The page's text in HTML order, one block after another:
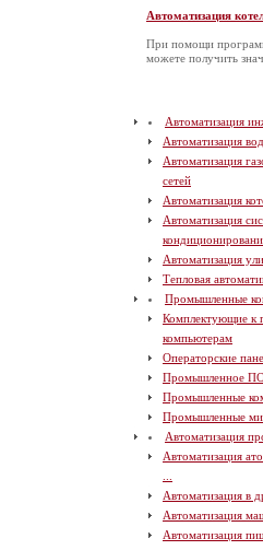
Автоматизация
При помощи
можете получить
Автоматизация
Автоматизация
Автоматизация
сетей
Автоматизация
Автоматизация
Автоматизация
Тепловая
Промышленные
Комплектующие к
компьютерам
Операторские
Промышленное
Промышленные
Промышленные
Автоматизация
Автоматизация
Автоматизация в
Автоматизация
Автоматизация